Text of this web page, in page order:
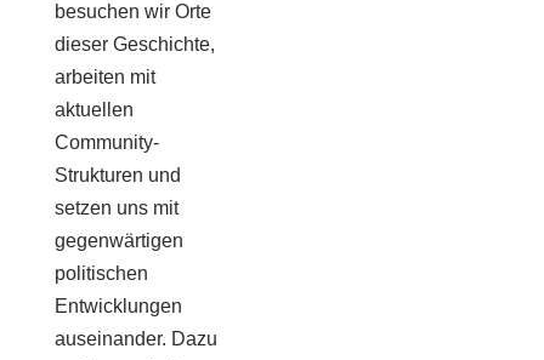
besuchen wir Orte
dieser Geschichte,
arbeiten mit
aktuellen
Community-
Strukturen und
setzen uns mit
gegenwärtigen
politischen
Entwicklungen
auseinander. Dazu